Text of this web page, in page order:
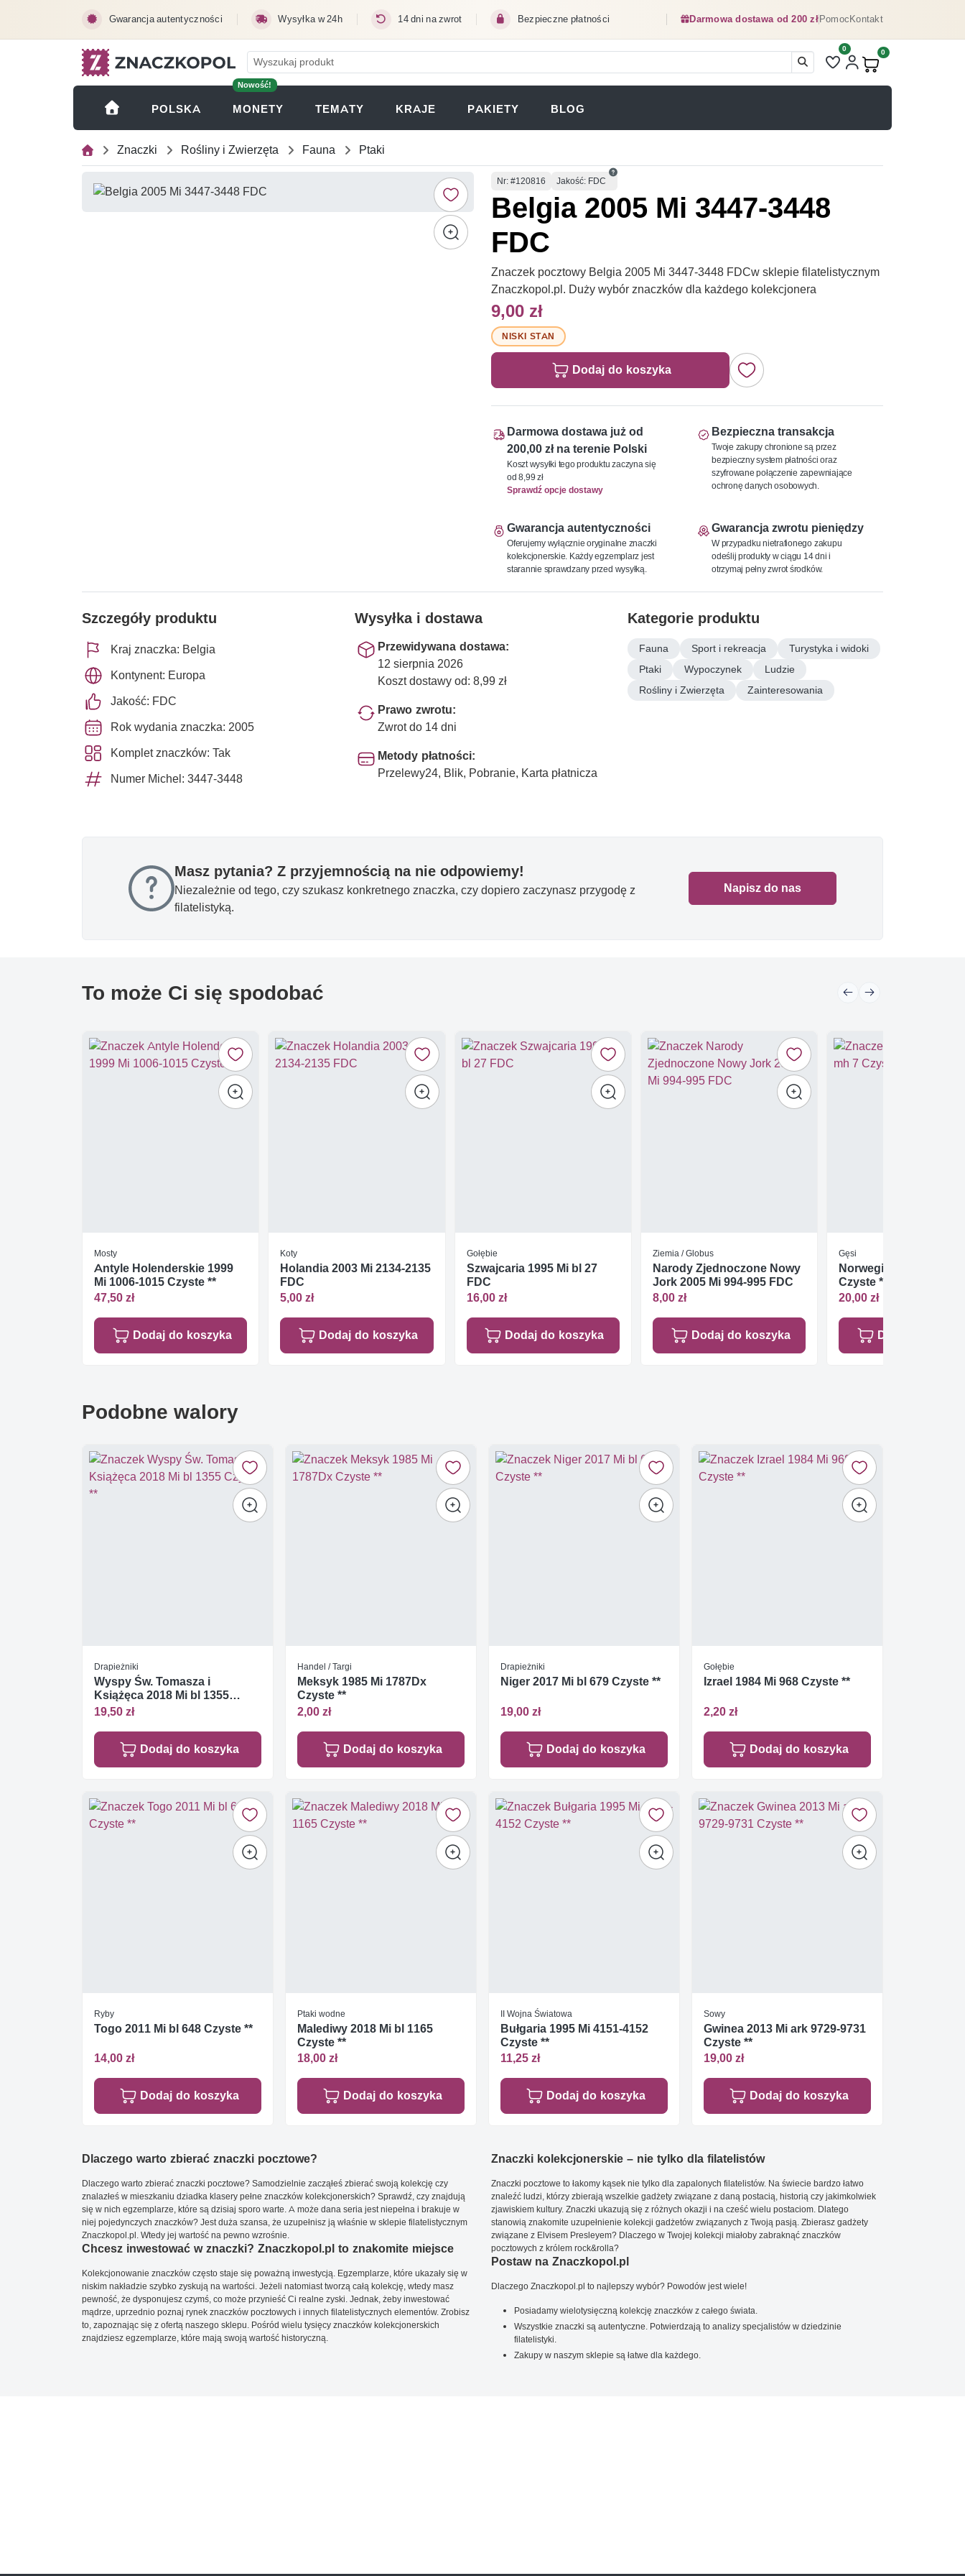
Gwarancja autentyczności Wysyłka w 24h 14 dni na zwrot Bezpieczne płatności Darmowa dostawa od 200 złPomocKontakt
Liczba pozycji na liście
0
Produkty w koszyku:
0
POLSKA
Nowość!
MONETY (OTWIERA SIĘ W NOWEJ KARCIE)
TEMATY KRAJE PAKIETY BLOG
Znaczki Rośliny i Zwierzęta Fauna Ptaki
Numer
Nr: #120816 Jakość: FDC
Belgia 2005 Mi 3447-3448
FDC
Znaczek pocztowy Belgia 2005 Mi 3447-3448 FDCw sklepie filatelistycznym
Znaczkopol.pl. Duży wybór znaczków dla każdego kolekcjonera
9,00 zł
NISKI STAN
Dodaj do koszyka
Darmowa dostawa już od
200,00 zł na terenie Polski
Koszt wysyłki tego produktu zaczyna się
od 8,99 zł
Sprawdź opcje dostawy
Bezpieczna transakcja
Twoje zakupy chronione są przez
bezpieczny system płatności oraz
szyfrowane połączenie zapewniające
ochronę danych osobowych.
Gwarancja autentyczności
Oferujemy wyłącznie oryginalne znaczki
kolekcjonerskie. Każdy egzemplarz jest
starannie sprawdzany przed wysyłką.
Gwarancja zwrotu pieniędzy
W przypadku nietrafionego zakupu
odeślij produkty w ciągu 14 dni i
otrzymaj pełny zwrot środków.
Szczegóły produktu
Kraj znaczka: Belgia
Kontynent: Europa
Jakość: FDC
Rok wydania znaczka: 2005
Komplet znaczków: Tak
Numer Michel: 3447-3448
Wysyłka i dostawa
Przewidywana dostawa:
12 sierpnia 2026
Koszt dostawy od: 8,99 zł
Prawo zwrotu:
Zwrot do 14 dni
Metody płatności:
Przelewy24, Blik, Pobranie, Karta płatnicza
Kategorie produktu
Fauna Sport i rekreacja
Turystyka i widoki
Ptaki
Wypoczynek
Ludzie
Rośliny i Zwierzęta
Zainteresowania
Masz pytania? Z przyjemnością na nie odpowiemy!
Niezależnie od tego, czy szukasz konkretnego znaczka, czy dopiero zaczynasz przygodę z
filatelistyką.
Napisz do nas
To może Ci się spodobać
Mosty
Antyle Holenderskie 1999
Mi 1006-1015 Czyste **
47,50 zł
Dodaj do koszyka
Koty
Holandia 2003 Mi 2134-2135
FDC
5,00 zł
Dodaj do koszyka
Gołębie
Szwajcaria 1995 Mi bl 27
FDC
16,00 zł
Dodaj do koszyka
Ziemia / Globus
Narody Zjednoczone Nowy
Jork 2005 Mi 994-995 FDC
8,00 zł
Dodaj do koszyka
Gęsi
Norwegia 1983 Mi mh 7
Czyste **
20,00 zł
Dodaj do
Podobne walory
Drapieżniki
Wyspy Św. Tomasza i
Książęca 2018 Mi bl 1355
Czyste **
19,50 zł
Dodaj do koszyka
Handel / Targi
Meksyk 1985 Mi 1787Dx
Czyste **
2,00 zł
Dodaj do koszyka
Drapieżniki
Niger 2017 Mi bl 679 Czyste **
19,00 zł
Dodaj do koszyka
Gołębie
Izrael 1984 Mi 968 Czyste **
2,20 zł
Dodaj do koszyka
Ryby
Togo 2011 Mi bl 648 Czyste **
14,00 zł
Dodaj do koszyka
Ptaki wodne
Malediwy 2018 Mi bl 1165
Czyste **
18,00 zł
Dodaj do koszyka
II Wojna Światowa
Bułgaria 1995 Mi 4151-4152
Czyste **
11,25 zł
Dodaj do koszyka
Sowy
Gwinea 2013 Mi ark 9729-9731
Czyste **
19,00 zł
Dodaj do koszyka
Dlaczego warto zbierać znaczki pocztowe?
Dlaczego warto zbierać znaczki pocztowe? Samodzielnie zacząłeś zbierać swoją kolekcję czy
znalazłeś w mieszkaniu dziadka klasery pełne znaczków kolekcjonerskich? Sprawdź, czy znajdują
się w nich egzemplarze, które są dzisiaj sporo warte. A może dana seria jest niepełna i brakuje w
niej pojedynczych znaczków? Jest duża szansa, że uzupełnisz ją właśnie w sklepie filatelistycznym
Znaczkopol.pl. Wtedy jej wartość na pewno wzrośnie.
Chcesz inwestować w znaczki? Znaczkopol.pl to znakomite miejsce
Kolekcjonowanie znaczków często staje się poważną inwestycją. Egzemplarze, które ukazały się w
niskim nakładzie szybko zyskują na wartości. Jeżeli natomiast tworzą całą kolekcję, wtedy masz
pewność, że dysponujesz czymś, co może przynieść Ci realne zyski. Jednak, żeby inwestować
mądrze, uprzednio poznaj rynek znaczków pocztowych i innych filatelistycznych elementów. Zrobisz
to, zapoznając się z ofertą naszego sklepu. Pośród wielu tysięcy znaczków kolekcjonerskich
znajdziesz egzemplarze, które mają swoją wartość historyczną.
Znaczki kolekcjonerskie – nie tylko dla filatelistów
Znaczki pocztowe to łakomy kąsek nie tylko dla zapalonych filatelistów. Na świecie bardzo łatwo
znaleźć ludzi, którzy zbierają wszelkie gadżety związane z daną postacią, historią czy jakimkolwiek
zjawiskiem kultury. Znaczki ukazują się z różnych okazji i na cześć wielu postaciom. Dlatego
stanowią znakomite uzupełnienie kolekcji gadżetów związanych z Twoją pasją. Zbierasz gadżety
związane z Elvisem Presleyem? Dlaczego w Twojej kolekcji miałoby zabraknąć znaczków
pocztowych z królem rock&rolla?
Postaw na Znaczkopol.pl
Dlaczego Znaczkopol.pl to najlepszy wybór? Powodów jest wiele!
Posiadamy wielotysięczną kolekcję znaczków z całego świata.
Wszystkie znaczki są autentyczne. Potwierdzają to analizy specjalistów w dziedzinie
filatelistyki.
Zakupy w naszym sklepie są łatwe dla każdego.